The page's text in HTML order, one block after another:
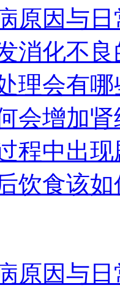
原因与
消化不
理会有
会增加
程中出
饮食该
原因与